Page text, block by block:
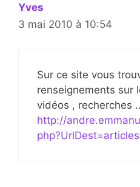
Yves
3 mai 2010 à 10:54
Sur ce site vous
renseignements sur
vidéos , recherches
http://
php?UrlDest=articles